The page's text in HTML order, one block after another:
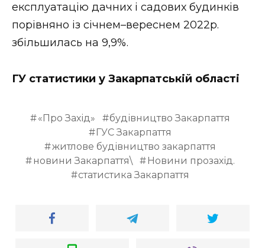
експлуатацію дачних і садових будинків
порівняно із січнем–вереснем 2022р.
збільшилась на 9,9%.
ГУ статистики у Закарпатськiй областi
«Про Захід»
будівництво Закарпаття
ГУС Закарпаття
житлове будівництво закарпаття
новини Закарпаття\
Новини прозахід.
статистика Закарпаття